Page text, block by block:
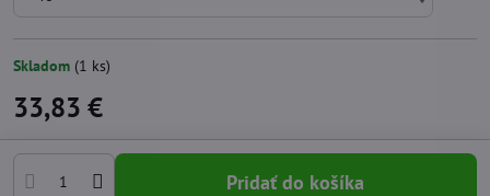
Skladom (1 ks)
33,83 €
Pridať do košíka